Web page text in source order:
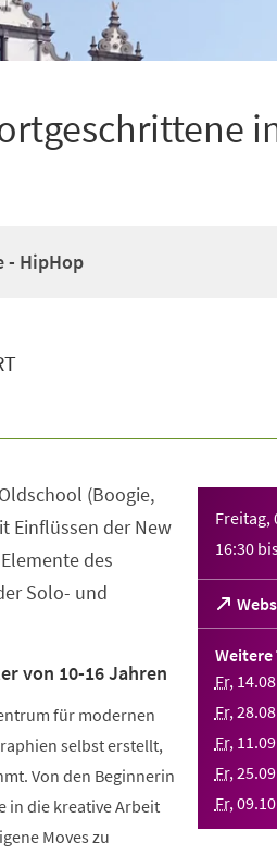
- HipHop
Freitag,
16:30
(Öffnet
in
einem
Tab)
Weitere
Fr, 14.08
Fr,28.08
Fr, 11.09
Fr,25.09
Fr,09.10
(Boogie,
Einflüssen der New
des
Solo- und
von 10-16 Jahren
für modernen
selbst erstellt,
Von den Beginnerin
in die kreative Arbeit
Moves zu